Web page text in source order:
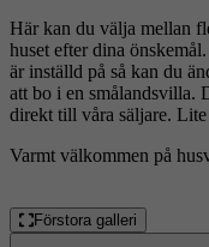
Här kan du välja mellan
huset efter dina
är inställd på så kan du
att bo i en smålandsvilla.
direkt till våra säljare.
Varmt välkommen på
Förstora galleri